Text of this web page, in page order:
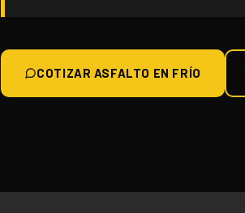
COTIZAR ASFALTO EN FRÍO